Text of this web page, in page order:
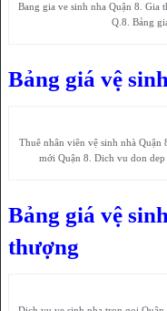
Bang gia ve sinh nha Quận 8. Gia
Q.8. Bảng
Bảng giá vệ
Thuê nhân viên vệ sinh nhà
mới Quận 8. Dich vu don
Bảng giá vệ
thượng